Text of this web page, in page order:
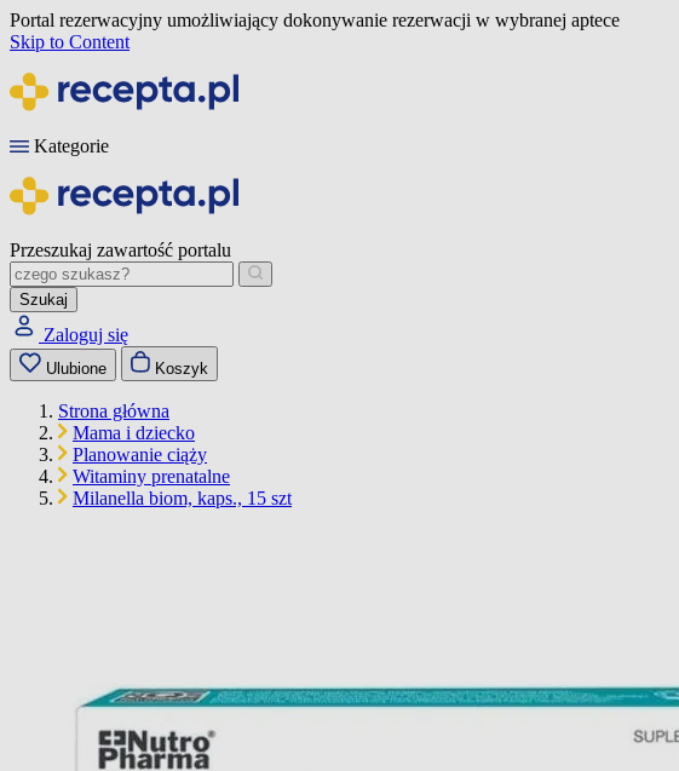
Portal rezerwacyjny umożliwiający dokonywanie rezerwacji w wybranej aptece
Skip to Content
Kategorie
Przeszukaj zawartość portalu
Szukaj
Zaloguj się
Ulubione Koszyk
Strona główna
Mama i dziecko
Planowanie ciąży
Witaminy prenatalne
Milanella biom, kaps., 15 szt